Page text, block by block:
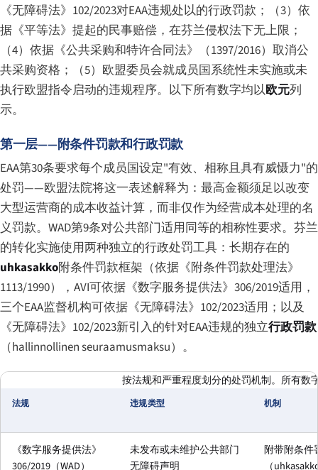
《无障碍法》102/2023对EAA违规处以的行政罚款；（3）依
据《平等法》提起的民事赔偿，在芬兰侵权法下无上限；
（4）依据《公共采购和特许合同法》（1397/2016）取消公
共采购资格；（5）欧盟委员会就成员国系统性未实施或未
执行欧盟指令启动的违规程序。以下所有数字均以欧元列
示。
第一层——附条件罚款和行政罚款
EAA第30条要求每个成员国设定"有效、相称且具有威慑力"的
处罚——欧盟法院将这一表述解释为：最高金额须足以改变
大型运营商的成本收益计算，而非仅作为经营成本处理的名
义罚款。WAD第9条对公共部门适用同等的相称性要求。芬兰
的转化实施使用两种独立的行政处罚工具：长期存在的
uhkasakko附条件罚款框架（依据《附条件罚款处理法》
1113/1990），AVI可依据《数字服务提供法》306/2019适用，
三个EAA监督机构可依据《无障碍法》102/2023适用；以及
《无障碍法》102/2023新引入的针对EAA违规的独立行政罚款
（hallinnollinen seuraamusmaksu）。
按法规和严重程度划分的处罚机制。所有数
法规 违规类型 机制
《数字服务提供法》
306/2019（WAD）
未发布或未维护公共部门
无障碍声明
附带附条件
（